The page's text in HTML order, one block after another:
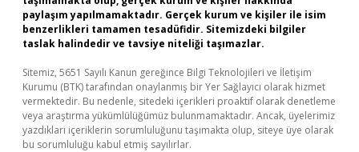
paylaşım yapılmamaktadır. Gerçek kurum ve kişiler ile isim
benzerlikleri tamamen tesadüfidir. Sitemizdeki bilgiler
taslak halindedir ve tavsiye niteliği taşımazlar.
Sitemiz, 5651 Sayılı Kanun gereğince Bilgi Teknolojileri ve İletişim
Kurumu (BTK) tarafından onaylanmış bir Yer Sağlayıcı olarak hizmet
vermektedir. Bu nedenle, sitedeki içerikleri proaktif olarak denetleme
veya araştırma yükümlülüğümüz bulunmamaktadır. Ancak, üyelerimiz
yazdıkları içeriklerin sorumluluğunu taşımakta olup, siteye üye olarak
bu sorumluluğu kabul etmiş sayılırlar.